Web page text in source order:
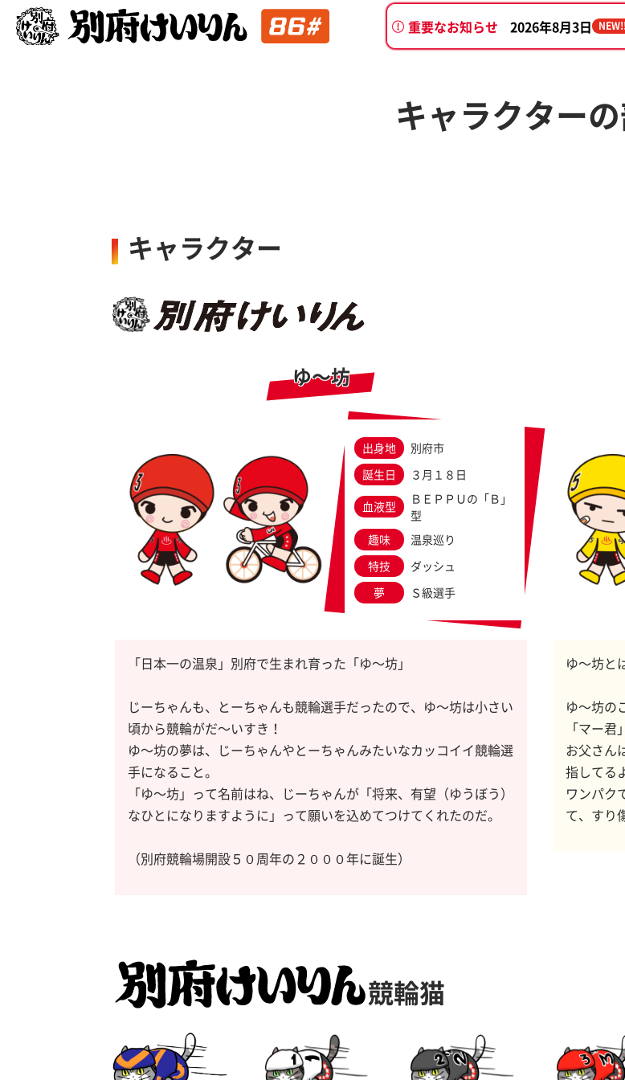
重要なお知らせ 2026年8月3日
キャラクター
キャラクター
ゆ～坊
出身地
別府市
誕生日
３月１８日
血液型
ＢＥＰＰＵの「Ｂ」
型
趣味
温泉巡り
特技
ダッシュ
夢
Ｓ級選手
「日本一の温泉」別府で生まれ育った「ゆ～坊」
じーちゃんも、とーちゃんも競輪選手だったので、ゆ～坊は小さい
頃から競輪がだ～いすき！
ゆ～坊の夢は、じーちゃんやとーちゃんみたいなカッコイイ競輪選
手になること。
「ゆ～坊」って名前はね、じーちゃんが「将来、有望（ゆうぼう）
なひとになりますように」って願いを込めてつけてくれたのだ。
（別府競輪場開設５０周年の２０００年に誕生）
ゆ～坊と
ゆ～坊の
「マー君
お父さん
指してる
ワンパク
て、すり
競輪猫